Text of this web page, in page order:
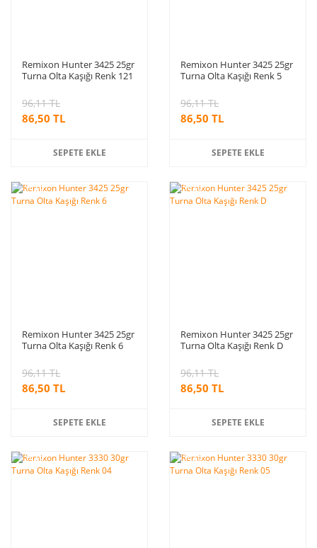
Remixon Hunter 3425 25gr
Turna Olta Kaşığı Renk 121
86,50 TL
96,11 TL
SEPETE EKLE
Remixon Hunter 3425 25gr
Turna Olta Kaşığı Renk 5
86,50 TL
96,11 TL
SEPETE EKLE
%10
Remixon Hunter 3425 25gr
Turna Olta Kaşığı Renk 6
86,50 TL
96,11 TL
SEPETE EKLE
%10
Remixon Hunter 3425 25gr
Turna Olta Kaşığı Renk D
86,50 TL
96,11 TL
SEPETE EKLE
%10 %10